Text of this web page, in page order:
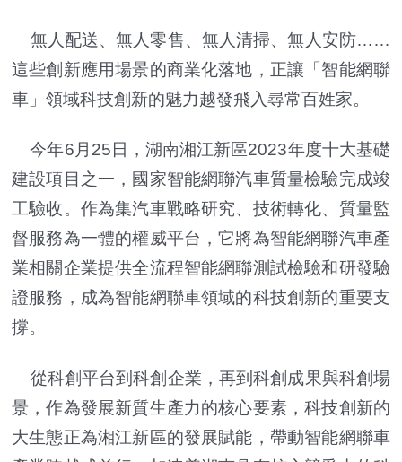
無人配送、無人零售、無人清掃、無人安防……
這些創新應用場景的商業化落地，正讓「智能網聯
車」領域科技創新的魅力越發飛入尋常百姓家。
今年6月25日，湖南湘江新區2023年度十大基礎
建設項目之一，國家智能網聯汽車質量檢驗完成竣
工驗收。作為集汽車戰略研究、技術轉化、質量監
督服務為一體的權威平台，它將為智能網聯汽車產
業相關企業提供全流程智能網聯測試檢驗和研發驗
證服務，成為智能網聯車領域的科技創新的重要支
撐。
從科創平台到科創企業，再到科創成果與科創場
景，作為發展新質生產力的核心要素，科技創新的
大生態正為湘江新區的發展賦能，帶動智能網聯車